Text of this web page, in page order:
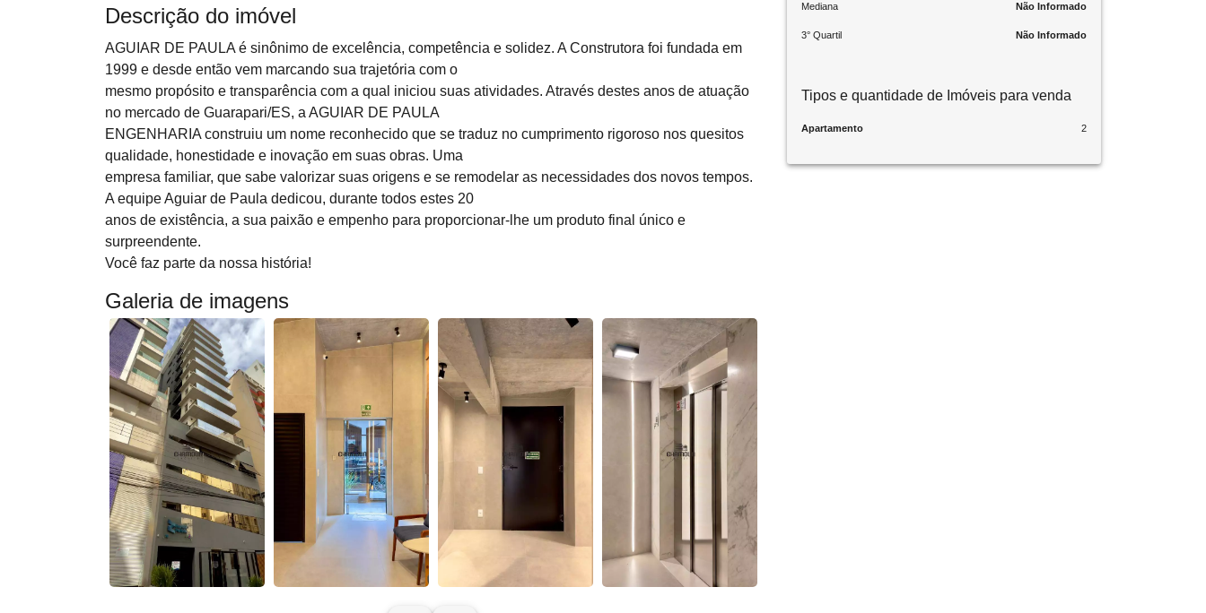
Descrição do imóvel
AGUIAR DE PAULA é sinônimo de excelência, competência e solidez. A Construtora foi fundada em
1999 e desde então vem marcando sua trajetória com o
mesmo propósito e transparência com a qual iniciou suas atividades. Através destes anos de atuação
no mercado de Guarapari/ES, a AGUIAR DE PAULA
ENGENHARIA construiu um nome reconhecido que se traduz no cumprimento rigoroso nos quesitos
qualidade, honestidade e inovação em suas obras. Uma
empresa familiar, que sabe valorizar suas origens e se remodelar as necessidades dos novos tempos.
A equipe Aguiar de Paula dedicou, durante todos estes 20
anos de existência, a sua paixão e empenho para proporcionar-lhe um produto final único e
surpreendente.
Você faz parte da nossa história!
Galeria de imagens
Mediana Não Informado
3° Quartil Não Informado
Tipos e quantidade de Imóveis para venda
Apartamento 2